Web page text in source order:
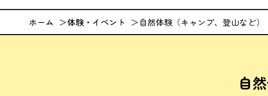
ホーム 体験・イベント 自然体験（キャンプ、登山など）
自